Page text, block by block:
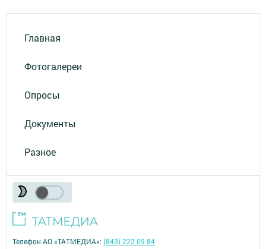
Главная
Фотогалереи
Опросы
Документы
Разное
Телефон АО «ТАТМЕДИА»:(843) 222 09 84